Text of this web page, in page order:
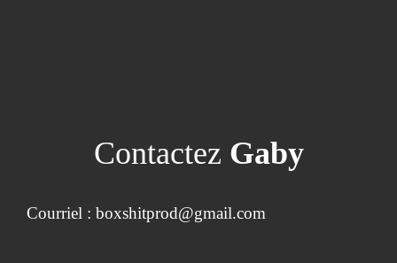
Contactez Gaby
Courriel : boxshitprod@gmail.com